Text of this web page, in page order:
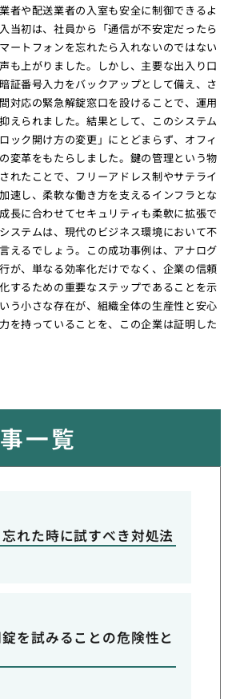
者や配送業者の入室も安全に制御できるよ
当初は、社員から「通信が不安定だったら
ートフォンを忘れたら入れないのではない
も上がりました。しかし、主要な出入り口
証番号入力をバックアップとして備え、さ
対応の緊急解錠窓口を設けることで、運用
えられました。結果として、このシステム
ック開け方の変更」にとどまらず、オフィ
変革をもたらしました。鍵の管理という物
れたことで、フリーアドレス制やサテライ
速し、柔軟な働き方を支えるインフラとな
長に合わせてセキュリティも柔軟に拡張で
ステムは、現代のビジネス環境において不
えるでしょう。この成功事例は、アナログ
が、単なる効率化だけでなく、企業の信頼
するための重要なステップであることを示
う小さな存在が、組織全体の生産性と安心
を持っていることを、この企業は証明した
一覧
れた時に試すべき対処法
を試みることの危険性と